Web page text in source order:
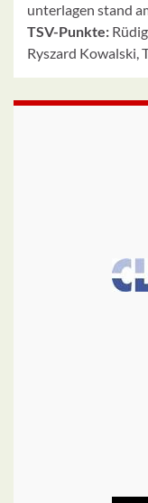
unterlagen stand
TSV-Punkte:
Ryszard Kowalski,